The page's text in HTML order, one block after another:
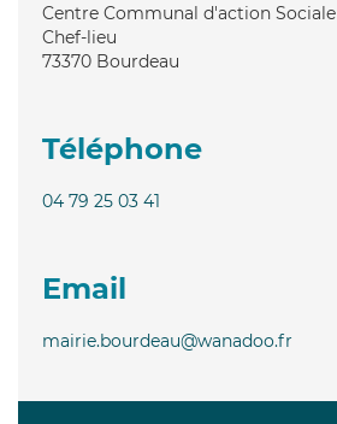
Centre Communal d'action Sociale
Chef-lieu
73370 Bourdeau
Téléphone
04 79 25 03 41
Email
mairie.bourdeau@wanadoo.fr